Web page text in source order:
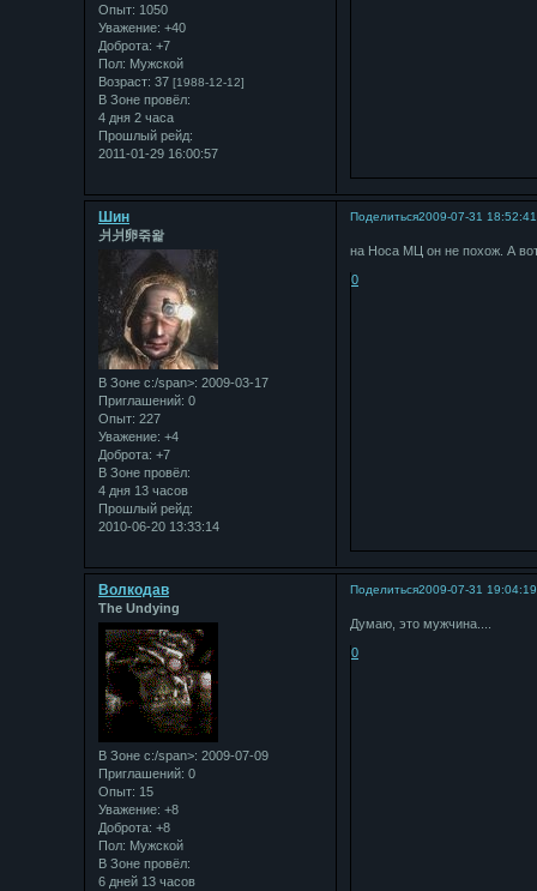
Опыт: 1050
Уважение: +40
Доброта: +7
Пол: Мужской
Возраст: 37 [1988-12-12]
В Зоне провёл:
4 дня 2 часа
Прошлый рейд:
2011-01-29 16:00:57
Поделиться2009-07-31 18:52:41
Шин
⽙⽙卵죾왍
В Зоне с:/span>: 2009-03-17
Приглашений: 0
Опыт: 227
Уважение: +4
Доброта: +7
В Зоне провёл:
4 дня 13 часов
Прошлый рейд:
2010-06-20 13:33:14
на Носа МЦ он не похож. А
0
Поделиться2009-07-31 19:04:19
Bолкодав
The Undying
В Зоне с:/span>: 2009-07-09
Приглашений: 0
Опыт: 15
Уважение: +8
Доброта: +8
Пол: Мужской
В Зоне провёл:
6 дней 13 часов
Думаю, это мужчина....
0